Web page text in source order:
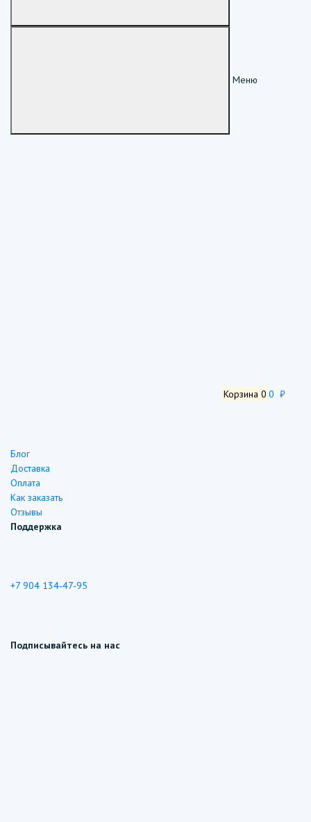
Меню
Корзина 0 0 ₽
Блог
Доставка
Оплата
Как заказать
Отзывы
Поддержка
+7 904 134-47-95
Подписывайтесь на нас